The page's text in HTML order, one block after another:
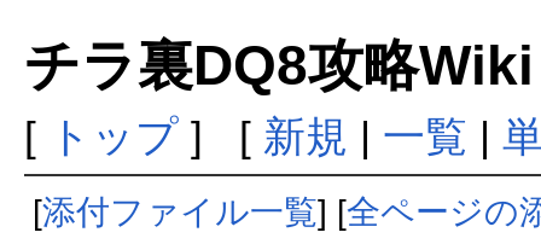
チラ裏DQ8攻略
[ トップ] [ 新規 | 一覧 |
[添付ファイル一覧] [全ページの